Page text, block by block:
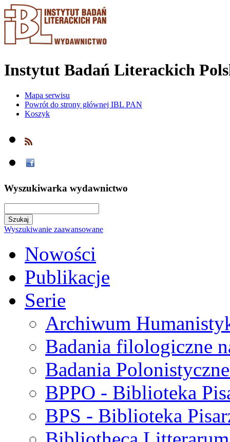
Instytut Badań Literackich
Mapa serwisu
Powrót do strony głównej IBL PAN
Koszyk
Wyszukiwarka wydawnictwo
Wyszukiwanie zaawansowane
Nowości
Publikacje
Serie
Archiwum
Badania filologiczne
Badania
BPPO - Biblioteka
BPS - Biblioteka